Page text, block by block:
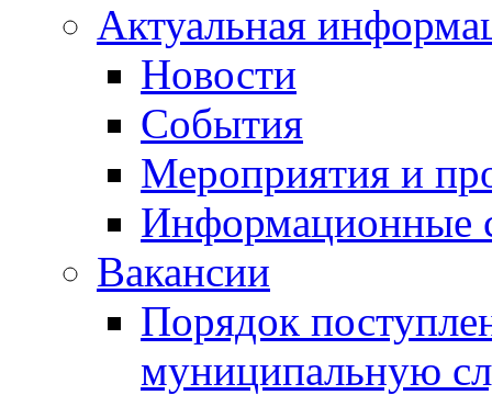
Актуальная
Новости
События
Мероприятия и
Информационные
Вакансии
Порядок
муниципальную